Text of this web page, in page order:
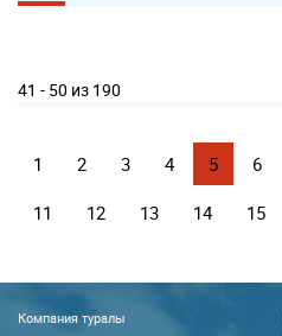
41 - 50 из 190
1 2 3 4 5 6
11 12 13 14 15
Компания туралы